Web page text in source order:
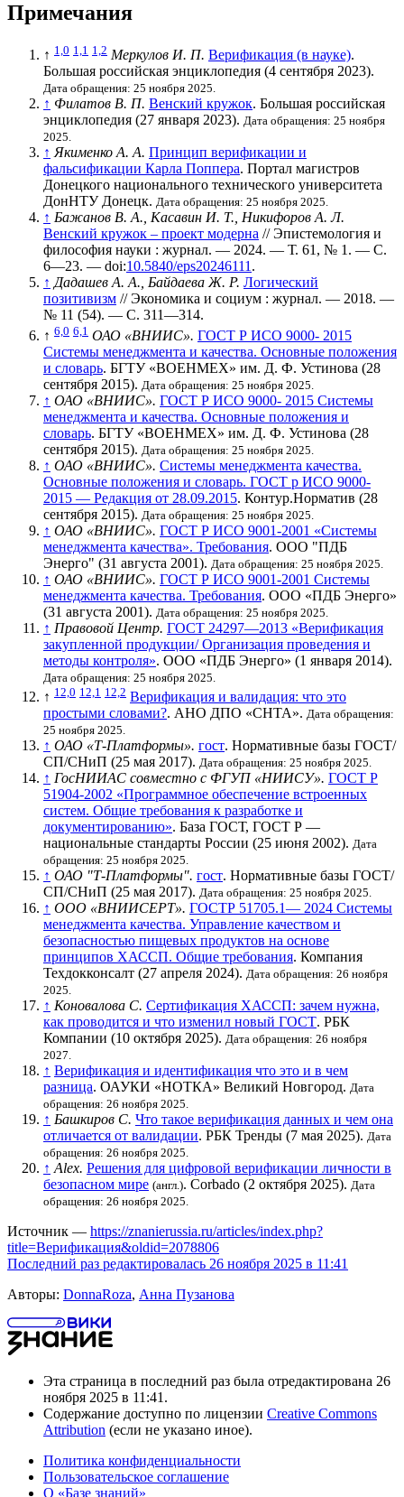
Примечания
↑ 1,0 1,1 1,2 Меркулов И. П. Верификация (в науке).
Большая российская энциклопедия (4 сентября 2023).
Дата обращения: 25 ноября 2025.
↑ Филатов В. П. Венский кружок. Большая российская
энциклопедия (27 января 2023). Дата обращения: 25 ноября
2025.
↑ Якименко А. A. Принцип верификации и
фальсификации Карла Поппера. Портал магистров
Донецкого национального технического университета
ДонНТУ Донецк. Дата обращения: 25 ноября 2025.
↑ Бажанов В. А., Касавин И. Т., Никифоров А. Л.
Венский кружок – проект модерна // Эпистемология и
философия науки : журнал. — 2024. — Т. 61, № 1. — С.
6—23. — doi:10.5840/eps20246111.
↑ Дадашев А. А., Байдаева Ж. Р. Логический
позитивизм // Экономика и социум : журнал. — 2018. —
№ 11 (54). — С. 311—314.
↑ 6,0 6,1 ОАО «ВНИИС». ГОСТ Р ИСО 9000- 2015
Системы менеджмента и качества. Основные положения
и словарь. БГТУ «ВОЕНМЕХ» им. Д. Ф. Устинова (28
сентября 2015). Дата обращения: 25 ноября 2025.
↑ ОАО «ВНИИС». ГОСТ Р ИСО 9000- 2015 Системы
менеджмента и качества. Основные положения и
словарь. БГТУ «ВОЕНМЕХ» им. Д. Ф. Устинова (28
сентября 2015). Дата обращения: 25 ноября 2025.
↑ ОАО «ВНИИС». Системы менеджмента качества.
Основные положения и словарь. ГОСТ р ИСО 9000-
2015 — Редакция от 28.09.2015. Контур.Норматив (28
сентября 2015). Дата обращения: 25 ноября 2025.
↑ ОАО «ВНИИС». ГОСТ Р ИСО 9001-2001 «Системы
менеджмента качества». Требования. ООО "ПДБ
Энерго" (31 августа 2001). Дата обращения: 25 ноября 2025.
↑ ОАО «ВНИИС». ГОСТ Р ИСО 9001-2001 Системы
менеджмента качества. Требования. ООО «ПДБ Энерго»
(31 августа 2001). Дата обращения: 25 ноября 2025.
↑ Правовой Центр. ГОСТ 24297—2013 «Верификация
закупленной продукции/ Организация проведения и
методы контроля». ООО «ПДБ Энерго» (1 января 2014).
Дата обращения: 25 ноября 2025.
↑ 12,0 12,1 12,2 Верификация и валидация: что это
простыми словами?. АНО ДПО «СНТА». Дата обращения:
25 ноября 2025.
↑ ОАО «Т-Платформы». гост. Нормативные базы ГОСТ/
СП/СНиП (25 мая 2017). Дата обращения: 25 ноября 2025.
↑ ГосНИИАС совместно с ФГУП «НИИСУ». ГОСТ Р
51904-2002 «Программное обеспечение встроенных
систем. Общие требования к разработке и
документированию». База ГОСТ, ГОСТ Р —
национальные стандарты России (25 июня 2002). Дата
обращения: 25 ноября 2025.
↑ ОАО "Т-Платформы". гост. Нормативные базы ГОСТ/
СП/СНиП (25 мая 2017). Дата обращения: 25 ноября 2025.
↑ ООО «ВНИИСЕРТ». ГОСТР 51705.1— 2024 Системы
менеджмента качества. Управление качеством и
безопасностью пищевых продуктов на основе
принципов ХАССП. Общие требования. Компания
Техдокконсалт (27 апреля 2024). Дата обращения: 26 ноября
2025.
↑ Коновалова С. Сертификация ХАССП: зачем нужна,
как проводится и что изменил новый ГОСТ. РБК
Компании (10 октября 2025). Дата обращения: 26 ноября
2027.
↑ Верификация и идентификация что это и в чем
разница. ОАУКИ «НОТКА» Великий Новгород. Дата
обращения: 26 ноября 2025.
↑ Башкиров С. Что такое верификация данных и чем она
отличается от валидации. РБК Тренды (7 мая 2025). Дата
обращения: 26 ноября 2025.
↑ Alex. Решения для цифровой верификации личности в
безопасном мире (англ.). Corbado (2 октября 2025). Дата
обращения: 26 ноября 2025.
Источник — https://znanierussia.ru/articles/index.php?
title=Верификация&oldid=2078806
Последний раз редактировалась 26 ноября 2025 в 11:41
Авторы: DonnaRoza, Анна Пузанова
Эта страница в последний раз была отредактирована 26
ноября 2025 в 11:41.
Содержание доступно по лицензии Creative Commons
Attribution (если не указано иное).
Политика конфиденциальности
Пользовательское соглашение
О «Базе знаний»